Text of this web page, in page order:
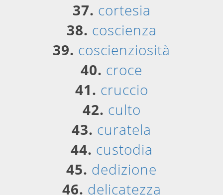
37. cortesia
38. coscienza
39. coscienziosità
40. croce
41. cruccio
42. culto
43. curatela
44. custodia
45. dedizione
46. delicatezza